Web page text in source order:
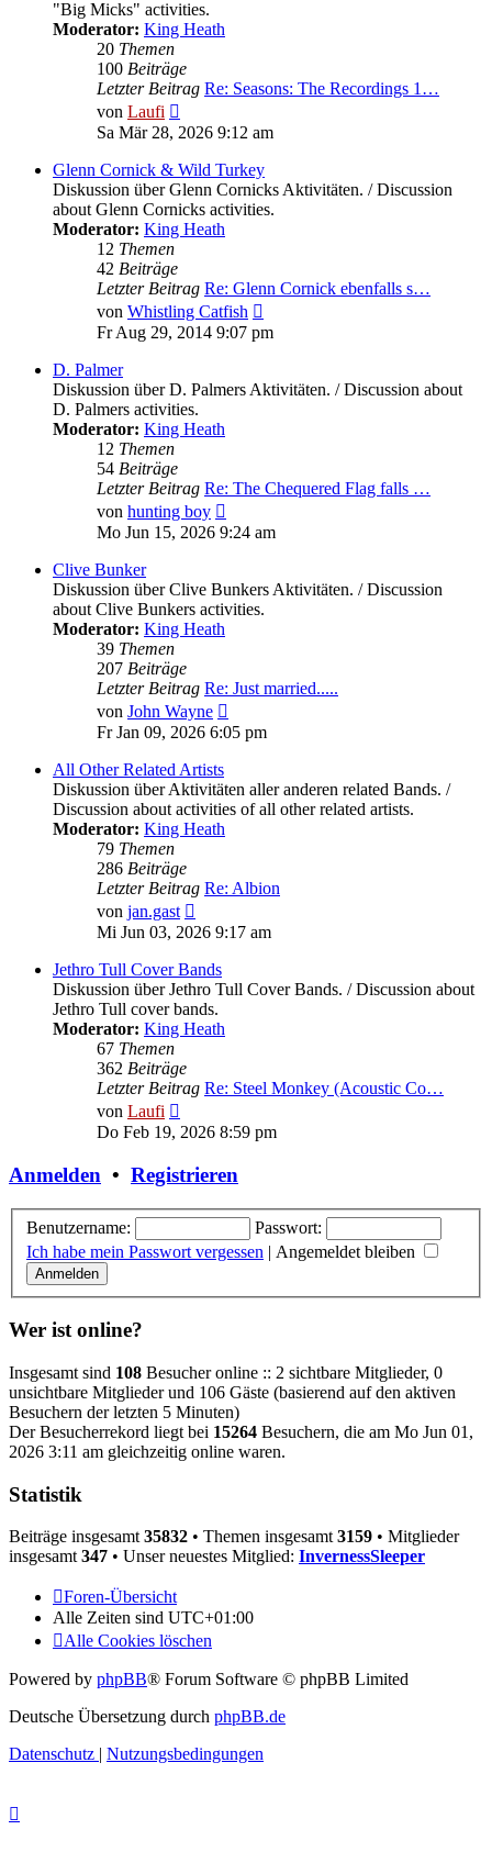
"Big Micks" activities.
Moderator: King Heath
20 Themen
100 Beiträge
Letzter Beitrag Re: Seasons: The Recordings 1…
von Laufi
Beitrag
Sa Mär 28, 2026 9:12 am
Glenn Cornick & Wild Turkey
Diskussion über Glenn Cornicks Aktivitäten. / Discussion
about Glenn Cornicks activities.
Moderator: King Heath
12 Themen
42 Beiträge
Letzter Beitrag Re: Glenn Cornick ebenfalls s…
von Whistling Catfish
Beitrag
Fr Aug 29, 2014 9:07 pm
D. Palmer
Diskussion über D. Palmers Aktivitäten. / Discussion about
D. Palmers activities.
Moderator: King Heath
12 Themen
54 Beiträge
Letzter Beitrag Re: The Chequered Flag falls …
von hunting boy
Beitrag
Mo Jun 15, 2026 9:24 am
Clive Bunker
Diskussion über Clive Bunkers Aktivitäten. / Discussion
about Clive Bunkers activities.
Moderator: King Heath
39 Themen
207 Beiträge
Letzter Beitrag Re: Just married.....
von John Wayne
Beitrag
Fr Jan 09, 2026 6:05 pm
All Other Related Artists
Diskussion über Aktivitäten aller anderen related Bands. /
Discussion about activities of all other related artists.
Moderator: King Heath
79 Themen
286 Beiträge
Letzter Beitrag Re: Albion
von jan.gast
Beitrag
Mi Jun 03, 2026 9:17 am
Jethro Tull Cover Bands
Diskussion über Jethro Tull Cover Bands. / Discussion about
Jethro Tull cover bands.
Moderator: King Heath
67 Themen
362 Beiträge
Letzter Beitrag Re: Steel Monkey (Acoustic Co…
von Laufi
Beitrag
Do Feb 19, 2026 8:59 pm
Anmelden • Registrieren
Benutzername:
Passwort:
Ich habe mein Passwort vergessen | Angemeldet bleiben
Wer ist online?
Insgesamt sind 108 Besucher online :: 2 sichtbare Mitglieder, 0
unsichtbare Mitglieder und 106 Gäste (basierend auf den aktiven
Besuchern der letzten 5 Minuten)
Der Besucherrekord liegt bei 15264 Besuchern, die am Mo Jun 01,
2026 3:11 am gleichzeitig online waren.
Statistik
Beiträge insgesamt 35832 • Themen insgesamt 3159 • Mitglieder
insgesamt 347 • Unser neuestes Mitglied: InvernessSleeper
Foren-Übersicht
Alle Zeiten sind UTC+01:00
Alle Cookies löschen
Powered by phpBB® Forum Software © phpBB Limited
Deutsche Übersetzung durch phpBB.de
Datenschutz | Nutzungsbedingungen